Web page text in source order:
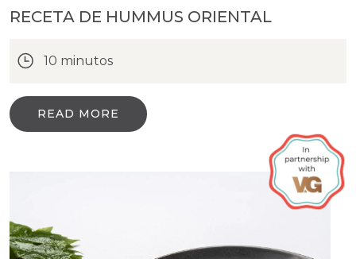
RECETA DE HUMMUS ORIENTAL
10 minutos
READ MORE